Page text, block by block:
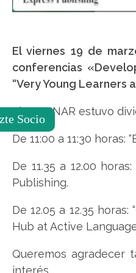
El viernes 19 de
conferencias
“Very Young Learners
El WEBINAR estuvo
De 11:00 a 11:30 horas:
De 11.35 a 12.00
Publishing.
De 12.05 a 12.35
Hub at Active
Queremos agradecer
interés.
Socio